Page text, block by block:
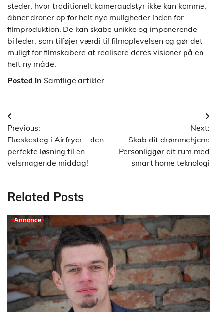
steder, hvor traditionelt kameraudstyr ikke kan komme,
åbner droner op for helt nye muligheder inden for
filmproduktion. De kan skabe unikke og imponerende
billeder, som tilføjer værdi til filmoplevelsen og gør det
muligt for filmskabere at realisere deres visioner på en
helt ny måde.
Posted in Samtlige artikler
Indlægsnavigation
Previous:
Flæskesteg i Airfryer – den
perfekte løsning til en
velsmagende middag!
Next:
Skab dit drømmehjem:
Personliggør dit rum med
smart home teknologi
Related Posts
Annonce